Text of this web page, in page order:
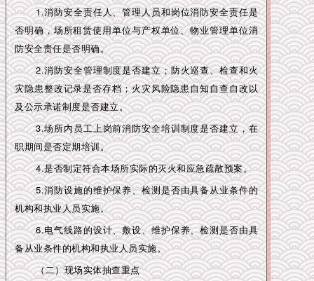
1.消防安全责任人、管理人员和岗位消防安全责任是
否明确，场所租赁使用单位与产权单位、物业管理单位消
防安全责任是否明确。
2.消防安全管理制度是否建立；防火巡查、检查和火
灾隐患整改记录是否存档；火灾风险隐患自知自查自改以
及公示承诺制度是否建立。
3.场所内员工上岗前消防安全培训制度是否建立，在
职期间是否定期培训。
4.是否制定符合本场所实际的灭火和应急疏散预案。
5.消防设施的维护保养、检测是否由具备从业条件的
机构和执业人员实施。
6.电气线路的设计、敷设、维护保养、检测是否由具
备从业条件的机构和执业人员实施。
（二）现场实体抽查重点